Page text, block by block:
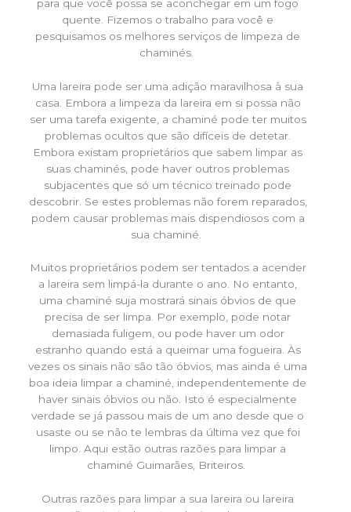
para que você possa se aconchegar em um fogo
quente. Fizemos o trabalho para você e
pesquisamos os melhores serviços de limpeza de
chaminés.
Uma lareira pode ser uma adição maravilhosa à sua
casa. Embora a limpeza da lareira em si possa não
ser uma tarefa exigente, a chaminé pode ter muitos
problemas ocultos que são difíceis de detetar.
Embora existam proprietários que sabem limpar as
suas chaminés, pode haver outros problemas
subjacentes que só um técnico treinado pode
descobrir. Se estes problemas não forem reparados,
podem causar problemas mais dispendiosos com a
sua chaminé.
Muitos proprietários podem ser tentados a acender
a lareira sem limpá-la durante o ano. No entanto,
uma chaminé suja mostrará sinais óbvios de que
precisa de ser limpa. Por exemplo, pode notar
demasiada fuligem, ou pode haver um odor
estranho quando está a queimar uma fogueira. Às
vezes os sinais não são tão óbvios, mas ainda é uma
boa ideia limpar a chaminé, independentemente de
haver sinais óbvios ou não. Isto é especialmente
verdade se já passou mais de um ano desde que o
usaste ou se não te lembras da última vez que foi
limpo. Aqui estão outras razões para limpar a
chaminé Guimarães, Briteiros.
Outras razões para limpar a sua lareira ou lareira